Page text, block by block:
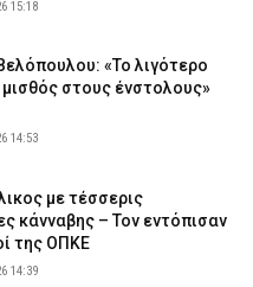
15:18
«Το λιγότερο
στους ένστολους»
14:53
με τέσσερις
κάνναβης – Τον εντόπισαν
της ΟΠΚΕ
14:39